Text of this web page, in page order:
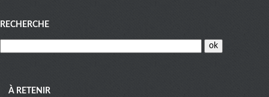
Menu
RECHERCHE
À RETENIR